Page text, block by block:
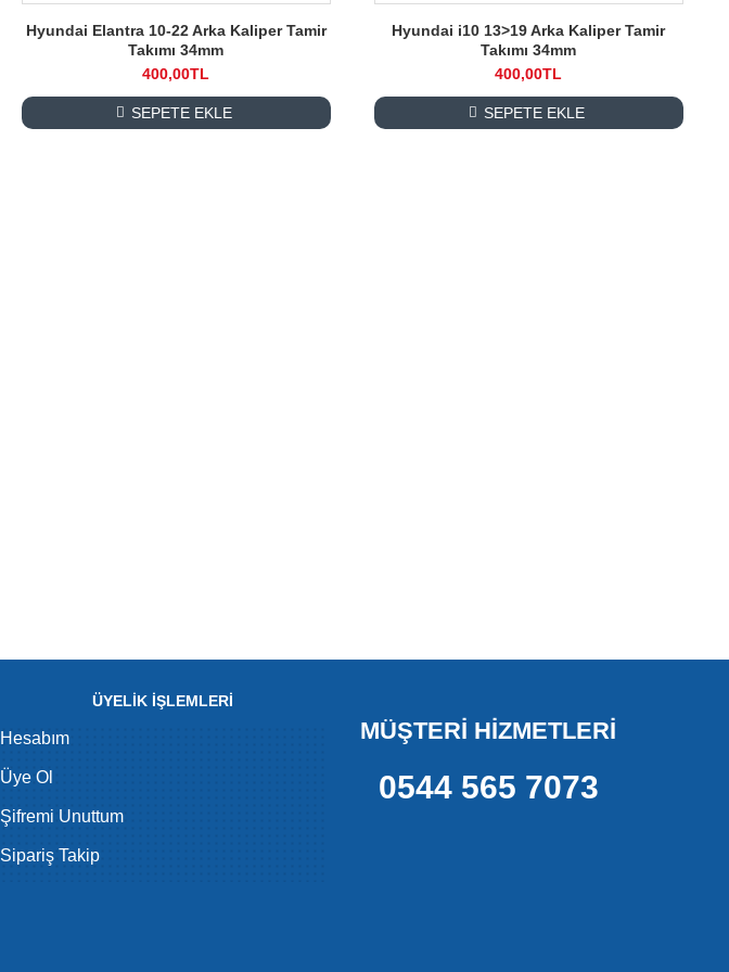
Hyundai Elantra 10-22 Arka Kaliper Tamir
Takımı 34mm
400,00TL
SEPETE EKLE
Hyundai i10 13>19 Arka Kaliper Tamir
Takımı 34mm
400,00TL
SEPETE EKLE
ÜYELİK İŞLEMLERİ
Hesabım
Üye Ol
Şifremi Unuttum
Sipariş Takip
MÜŞTERİ HİZMETLERİ
0544 565 7073